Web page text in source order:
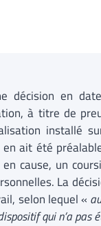
décision en
à titre de
installé
ait été
cause, un
La
selon lequel «
qui n’a pas